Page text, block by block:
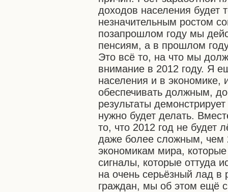
доходов населения будет
незначительным ростом
позапрошлом году мы
пенсиям, а в прошлом
Это всё то, на что мы
внимание в 2012 году. Я
населения и в экономике,
обеспечивать должным,
результаты
нужно будет делать.
то, что 2012 год не будет
даже более сложным, чем
экономикам мира,
сигналы, которые оттуда
на очень серьёзный лад в
граждан, мы об этом ещё